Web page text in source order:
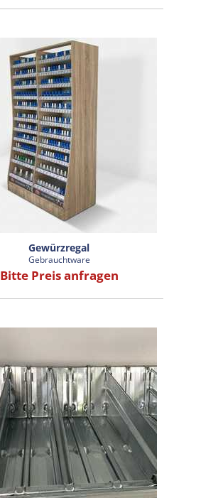
Gewürzregal
Gebrauchtware
Bitte Preis anfragen